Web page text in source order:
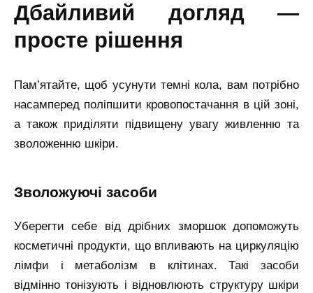
дбайливий догляд —
просте рішення
Пам’ятайте, щоб усунути темні кола, вам потрібно
насамперед поліпшити кровопостачання в цій зоні,
а також приділяти підвищену увагу живленню та
зволоженню шкіри.
зволожуючі засоби
Уберегти себе від дрібних зморшок допоможуть
косметичні продукти, що впливають на циркуляцію
лімфи і метаболізм в клітинах. Такі засоби
відмінно тонізують і відновлюють структуру шкіри